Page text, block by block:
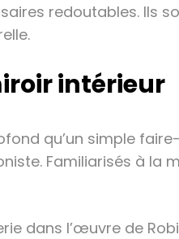
redoutables. Ils
intérieur
qu’un simple
Familiarisés à la
dans l’œuvre de